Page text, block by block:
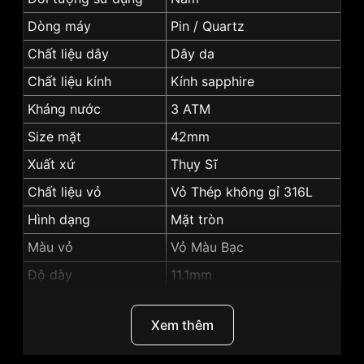
Dòng máy
Pin / Quartz
Chất liệu dây
Dây da
Chất liệu kính
Kính sapphire
Kháng nước
3 ATM
Size mặt
42mm
Xuất xứ
Thụy Sĩ
Chất liệu vỏ
Vỏ Thép không gỉ 316L
Hình dạng
Mặt tròn
Màu vỏ
Vỏ Màu Bạc
Độ dày
11.1mm
màu trắng
Những sản phẩm tương tự"Tissot 42mm Nam
T063.617.16.037.00":
Xem thêm